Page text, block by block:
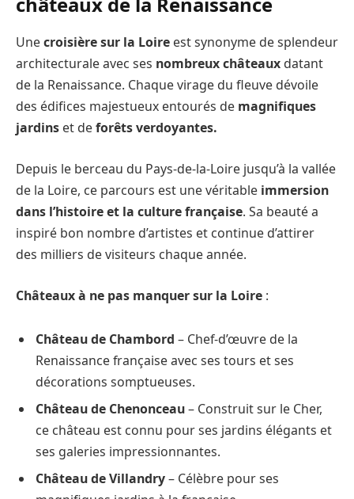
Unecroisière sur la Loire est synonyme de splendeur
architecturale avec ses nombreux châteaux datant
de la Renaissance. Chaque virage du fleuve dévoile
des édifices majestueux entourés de magnifiques
jardins et deforêts verdoyantes.
Depuis le berceau du Pays-de-la-Loire jusqu’à la vallée
de la Loire, ce parcours est une véritable immersion
dans l’histoire et la culture française. Sa beauté a
inspiré bon nombre d’artistes et continue d’attirer
des milliers de visiteurs chaque année.
Châteaux à ne pas manquer sur la Loire :
Château de Chambord – Chef-d’œuvre de la
Renaissance française avec ses tours et ses
décorations somptueuses.
Château de Chenonceau– Construit sur le Cher,
ce château est connu pour ses jardins élégants et
ses galeries impressionnantes.
Château de Villandry– Célèbre pour ses